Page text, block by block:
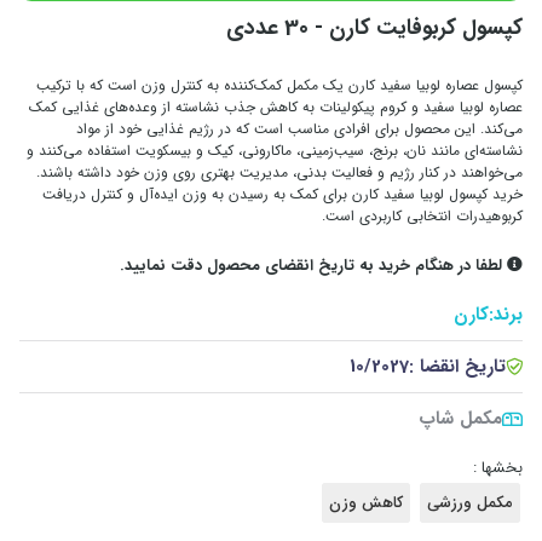
کپسول کربوفایت کارن - 30 عددی
کپسول عصاره لوبیا سفید کارن یک مکمل کمک‌کننده به کنترل وزن است که با ترکیب
عصاره لوبیا سفید و کروم پیکولینات به کاهش جذب نشاسته از وعده‌های غذایی کمک
می‌کند. این محصول برای افرادی مناسب است که در رژیم غذایی خود از مواد
نشاسته‌ای مانند نان، برنج، سیب‌زمینی، ماکارونی، کیک و بیسکویت استفاده می‌کنند و
می‌خواهند در کنار رژیم و فعالیت بدنی، مدیریت بهتری روی وزن خود داشته باشند.
خرید کپسول لوبیا سفید کارن برای کمک به رسیدن به وزن ایده‌آل و کنترل دریافت
کربوهیدرات انتخابی کاربردی است.
لطفا در هنگام خرید به تاریخ انقضای محصول دقت نمایید.
برند:کارن
تاریخ انقضا :10/2027
مکمل شاپ
بخشها :
مکمل ورزشی
کاهش وزن